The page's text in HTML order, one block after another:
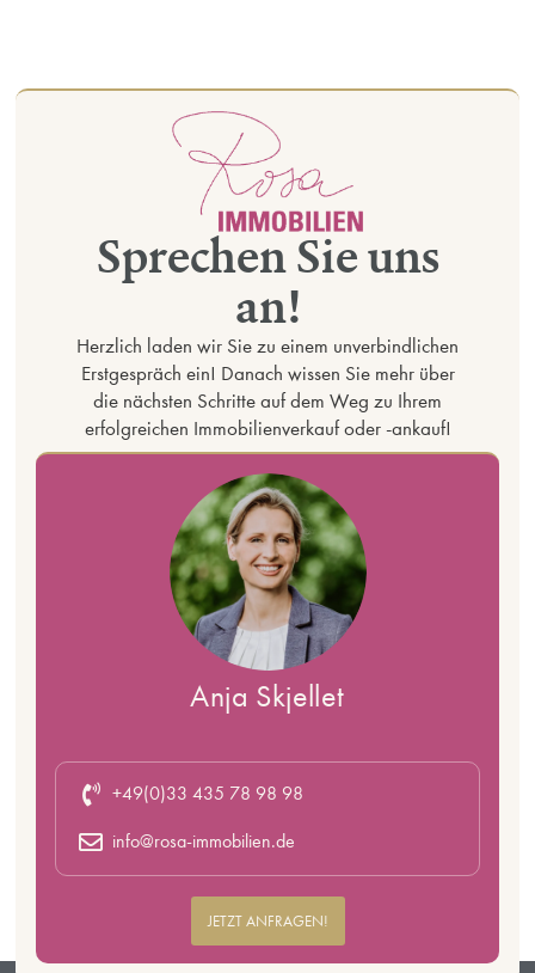
Sprechen Sie uns
an!
Herzlich laden wir Sie zu einem unverbindlichen
Erstgespräch ein! Danach wissen Sie mehr über
die nächsten Schritte auf dem Weg zu Ihrem
erfolgreichen Immobilienverkauf oder -ankauf!
Anja Skjellet
+49(0)33 435 78 98 98
info@rosa-immobilien.de
JETZT ANFRAGEN!